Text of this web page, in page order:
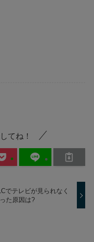
てね！
でテレビが見られなく
た原因は?